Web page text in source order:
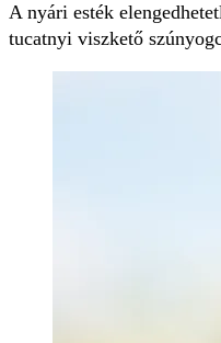
A nyári esték
tucatnyi viszkető